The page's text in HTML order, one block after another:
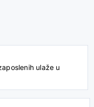
ulaže u